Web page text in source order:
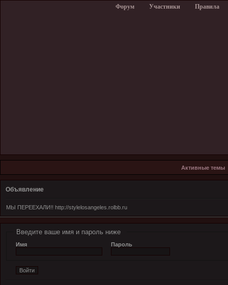
Форум Участники Правила
Активные темы
Объявление
МЫ ПЕРЕЕХАЛИ!! http://stylelosangeles.rolbb.ru
Введите ваше имя и пароль ниже
Имя Пароль